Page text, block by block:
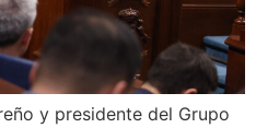
y presidente del Grupo